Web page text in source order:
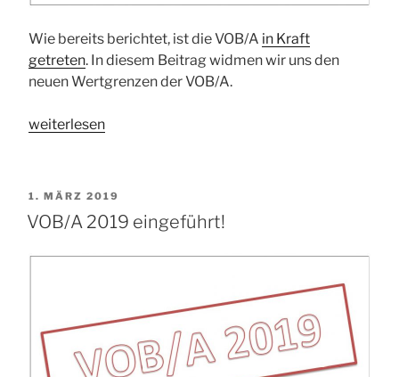
Wie bereits berichtet, ist die VOB/A in Kraft
getreten. In diesem Beitrag widmen wir uns den
neuen Wertgrenzen der VOB/A.
„Wertgrenzen
2019“
weiterlesen
VERÖFFENTLICHT
AM
1. MÄRZ 2019
VOB/A 2019 eingeführt!